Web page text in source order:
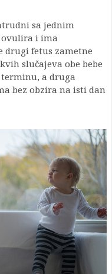
sa jednim
i ima
drugi fetus zametne
slučajeva obe bebe
a druga
bez obzira na isti dan